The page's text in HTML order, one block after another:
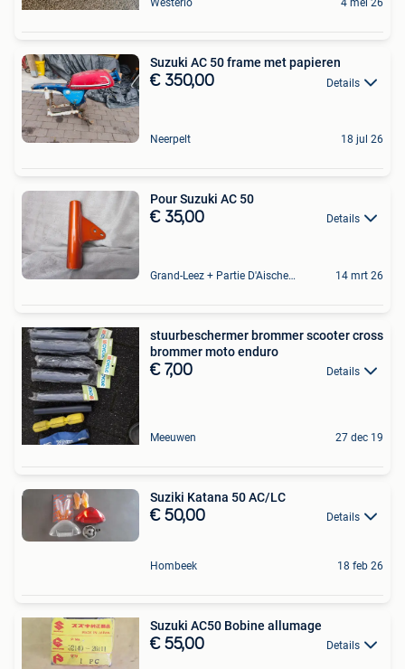
Westerlo 4 mei 26
Suzuki AC 50 frame met papieren
€ 350,00 Details
Neerpelt 18 jul 26
Pour Suzuki AC 50
€ 35,00 Details
Grand-Leez + Partie D'Aische-En-Refail 14 mrt 26
stuurbeschermer brommer scooter cross
brommer moto enduro
€ 7,00 Details
Meeuwen 27 dec 19
Suziki Katana 50 AC/LC
€ 50,00 Details
Hombeek 18 feb 26
Suzuki AC50 Bobine allumage
€ 55,00 Details